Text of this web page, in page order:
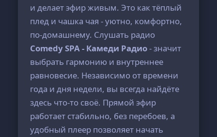
и делает эфир живым. Это как тёплый
плед и чашка чая - уютно, комфортно,
по-домашнему. Слушать радио
Comedy SPA - Камеди Радио- значит
выбрать гармонию и внутреннее
равновесие. Независимо от времени
года и дня недели, вы всегда найдёте
здесь что-то своё. Прямой эфир
работает стабильно, без перебоев, а
удобный плеер позволяет начать